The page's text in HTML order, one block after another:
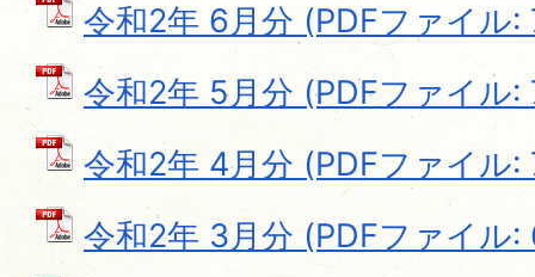
令和2年 6月分 (PDFファイル:
令和2年 5月分 (PDFファイル:
令和2年 4月分 (PDFファイル:
令和2年 3月分 (PDFファイル: